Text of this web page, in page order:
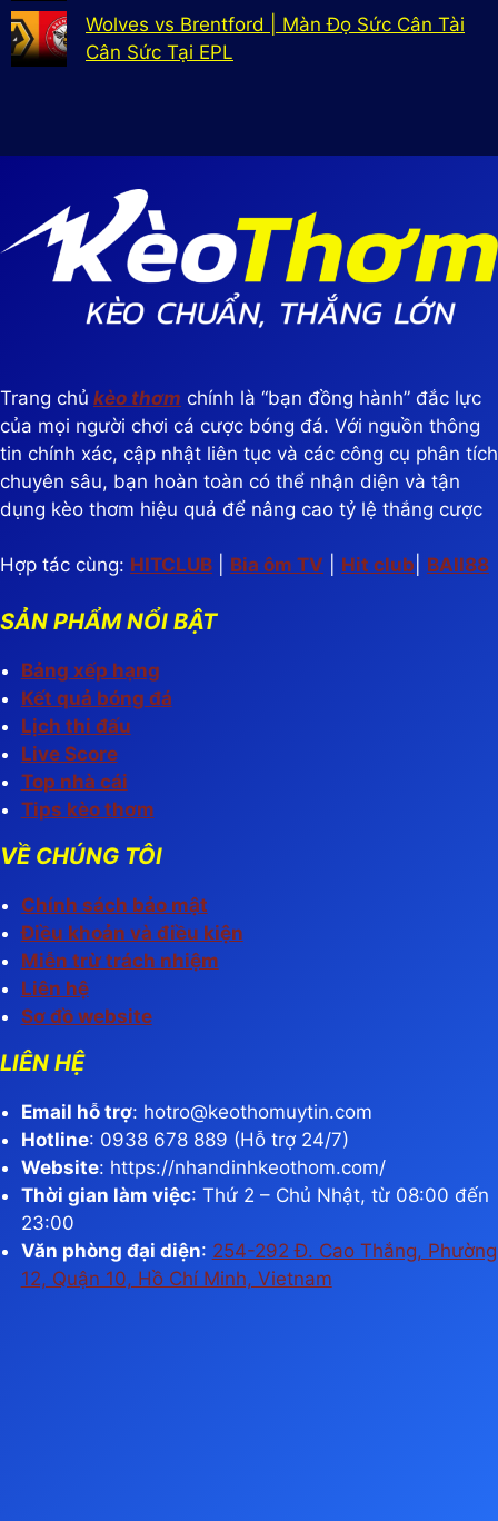
Wolves vs Brentford | Màn Đọ Sức Cân Tài
Cân Sức Tại EPL
Trang chủ kèo thơm chính là “bạn đồng hành” đắc lực
của mọi người chơi cá cược bóng đá. Với nguồn thông
tin chính xác, cập nhật liên tục và các công cụ phân tích
chuyên sâu, bạn hoàn toàn có thể nhận diện và tận
dụng kèo thơm hiệu quả để nâng cao tỷ lệ thắng cược
Hợp tác cùng: HITCLUB Bia ôm TV Hit club BAll88
SẢN PHẨM NỔI BẬT
Bảng xếp hạng
Kết quả bóng đá
Lịch thi đấu
Live Score
Top nhà cái
Tips kèo thơm
VỀ CHÚNG TÔI
Chính sách bảo mật
Điều khoản và điều kiện
Miễn trừ trách nhiệm
Liên hệ
Sơ đồ website
LIÊN HỆ
Email hỗ trợ: hotro@keothomuytin.com
Hotline: 0938 678 889 (Hỗ trợ 24/7)
Website: https://nhandinhkeothom.com/
Thời gian làm việc: Thứ 2 – Chủ Nhật, từ 08:00 đến
23:00
Văn phòng đại diện: 254-292 Đ. Cao Thắng, Phường
12, Quận 10, Hồ Chí Minh, Vietnam